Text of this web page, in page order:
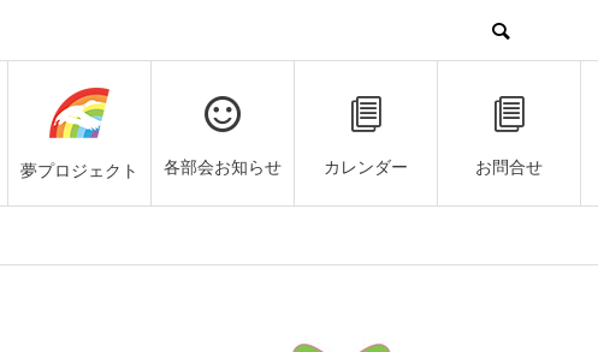
夢プロジェクト 各部会お知らせ カレンダー お問合せ